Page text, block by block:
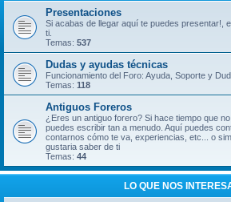
Presentaciones
Si acabas de llegar aquí te puedes presentar!,
ti.
Temas: 537
Dudas y ayudas técnicas
Funcionamiento del Foro: Ayuda, Soporte y
Temas: 118
Antiguos Foreros
¿Eres un antiguo forero? Si hace tiempo que
puedes escribir tan a menudo. Aquí puedes
contarnos cómo te va, experiencias, etc... o
gustaria saber de ti
Temas: 44
LO QUE NOS